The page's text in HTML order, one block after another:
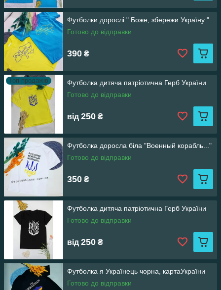
Футболки дорослі " Боже, збережи Україну "
Готово до відправки
390 ₴
Топ продажів
Футболка дитяча патріотична Герб України
Готово до відправки
від 250 ₴
Футболка доросла біла "Военный корабль..."
Готово до відправки
350 ₴
Футболка дитяча патріотична Герб України
Готово до відправки
від 250 ₴
Футболка я Українець чорна, картаУкраїни
Готово до відправки